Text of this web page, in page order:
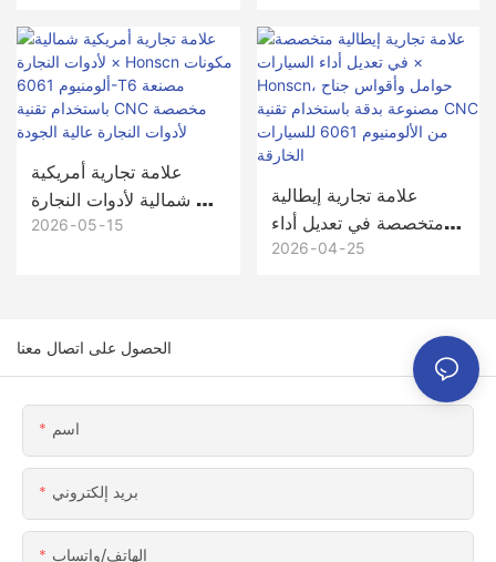
المصنعة بدقة باستخدام
تقنية CNC من
Honscn، من النموذج
الأولي إلى أكثر من 5000
وحدة إنتاجية
علامة تجارية أمريكية
شمالية لأدوات النجارة ×
Honscn مكونات
النجارة عالية الجودة
2026 05 15
علامة تجارية إيطالية
متخصصة في تعديل أداء
السيارات × Honscn،
6061 للسيارات الخارقة
2026 04 25
الحصول على اتصال معنا
اسم
بريد إلكتروني
الهاتف/واتساب